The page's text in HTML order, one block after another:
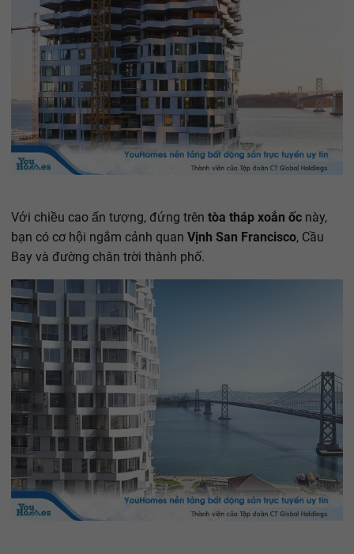
Với chiều cao ấn tượng, đứng trên tòa tháp xoắn ốc này,
bạn có cơ hội ngắm cảnh quan Vịnh San Francisco, Cầu
Bay và đường chân trời thành phố.